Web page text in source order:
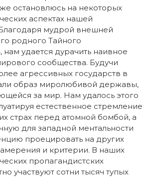
остановлюсь на некоторых
аспектах нашей
мудрой внешней
родного Тайного
нам удается дурачить наивное
сообщества. Будучи
агрессивных государств в
образ миролюбивой державы,
за мир. Нам удалось этого
естественное стремление
страх перед атомной бомбой, а
для западной ментальности
проецировать на других
и критерии. В наших
пропагандистских
участвуют сотни тысяч тупых